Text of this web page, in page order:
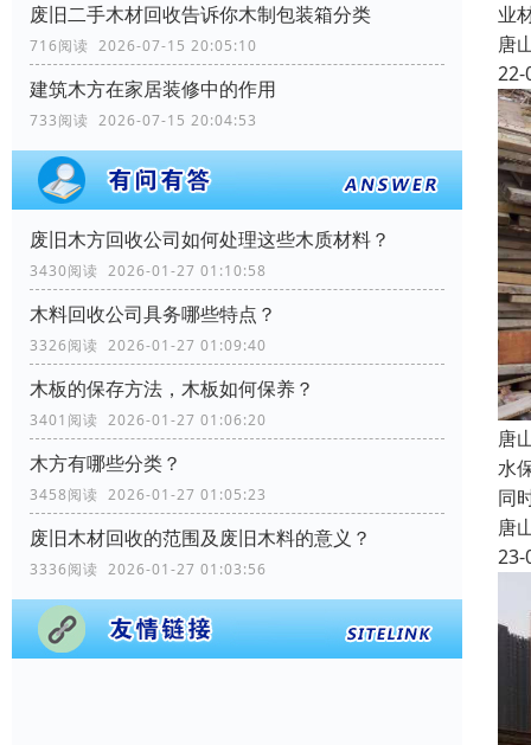
废旧二手木材回收告诉你木制包装箱分类
716阅读 2026-07-15 20:05:10
建筑木方在家居装修中的作用
733阅读 2026-07-15 20:04:53
废旧木方回收公司如何处理这些木质材料？
3430阅读 2026-01-27 01:10:58
木料回收公司具务哪些特点？
3326阅读 2026-01-27 01:09:40
木板的保存方法，木板如何保养？
3401阅读 2026-01-27 01:06:20
木方有哪些分类？
3458阅读 2026-01-27 01:05:23
废旧木材回收的范围及废旧木料的意义？
3336阅读 2026-01-27 01:03:56
业
唐
22-
唐
水
同
唐
23-